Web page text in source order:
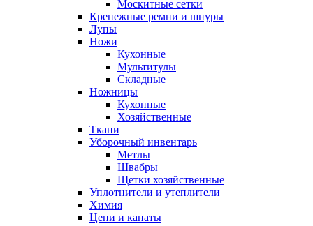
Москитные сетки
Крепежные ремни и шнуры
Лупы
Ножи
Кухонные
Мультитулы
Складные
Ножницы
Кухонные
Хозяйственные
Ткани
Уборочный инвентарь
Метлы
Швабры
Щетки хозяйственные
Уплотнители и утеплители
Химия
Цепи и канаты